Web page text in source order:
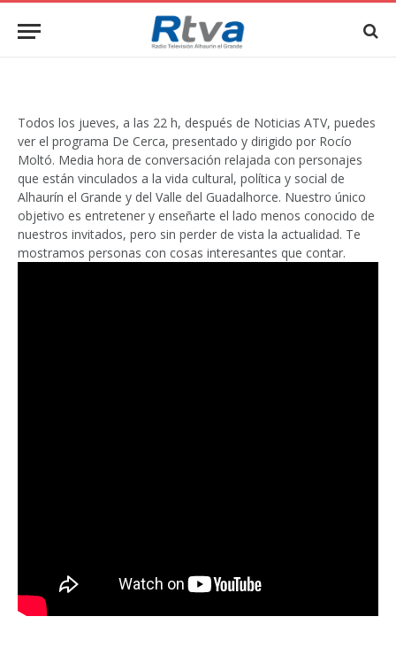
Todos los jueves, a las 22 h, después de Noticias ATV, puedes
ver el programa De Cerca, presentado y dirigido por Rocío
Moltó. Media hora de conversación relajada con personajes
que están vinculados a la vida cultural, política y social de
Alhaurín el Grande y del Valle del Guadalhorce. Nuestro único
objetivo es entretener y enseñarte el lado menos conocido de
nuestros invitados, pero sin perder de vista la actualidad. Te
mostramos personas con cosas interesantes que contar.